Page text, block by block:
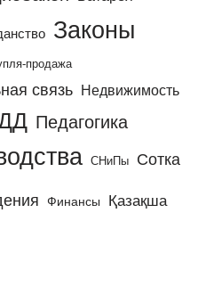
Законы
продажа
связь Недвижимость
Педагогика
СНиПы Сотка
Финансы Қазақша